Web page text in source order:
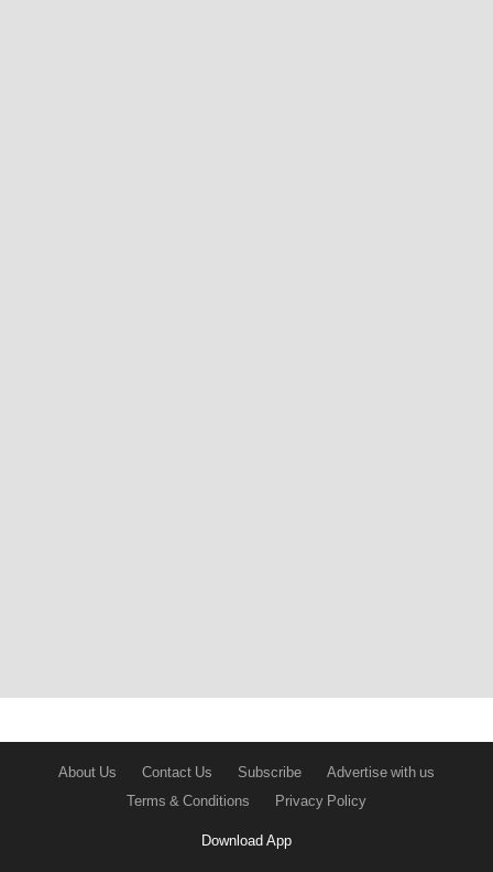
About Us Contact Us Subscribe
Advertise with us
Terms & Conditions
Privacy Policy
Download App